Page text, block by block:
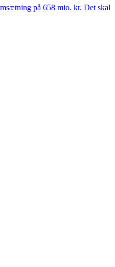
på 658 mio. kr. Det skal